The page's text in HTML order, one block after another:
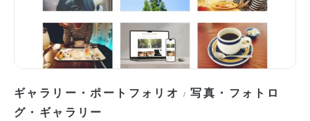
ギャラリー・ポートフォリオ /写真・フォトロ
グ・ギャラリー